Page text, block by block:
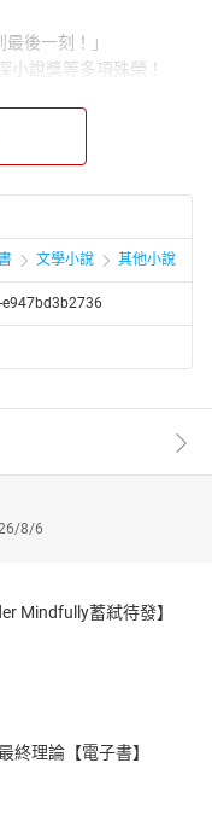
後一刻！」
說獎等多項殊榮！
！
下淌；
神盯著他看。
，得知珠寶設計師好友
死者手臂刺上了「X」。
面不為人知的私生
徵和船底女屍案極為
集中營謎樣男子的身分
，她敏銳的辦案能力卻
獄
文學小說 其他小說
8/6
Mindfully蓄弒待發】
終理論【電子書】